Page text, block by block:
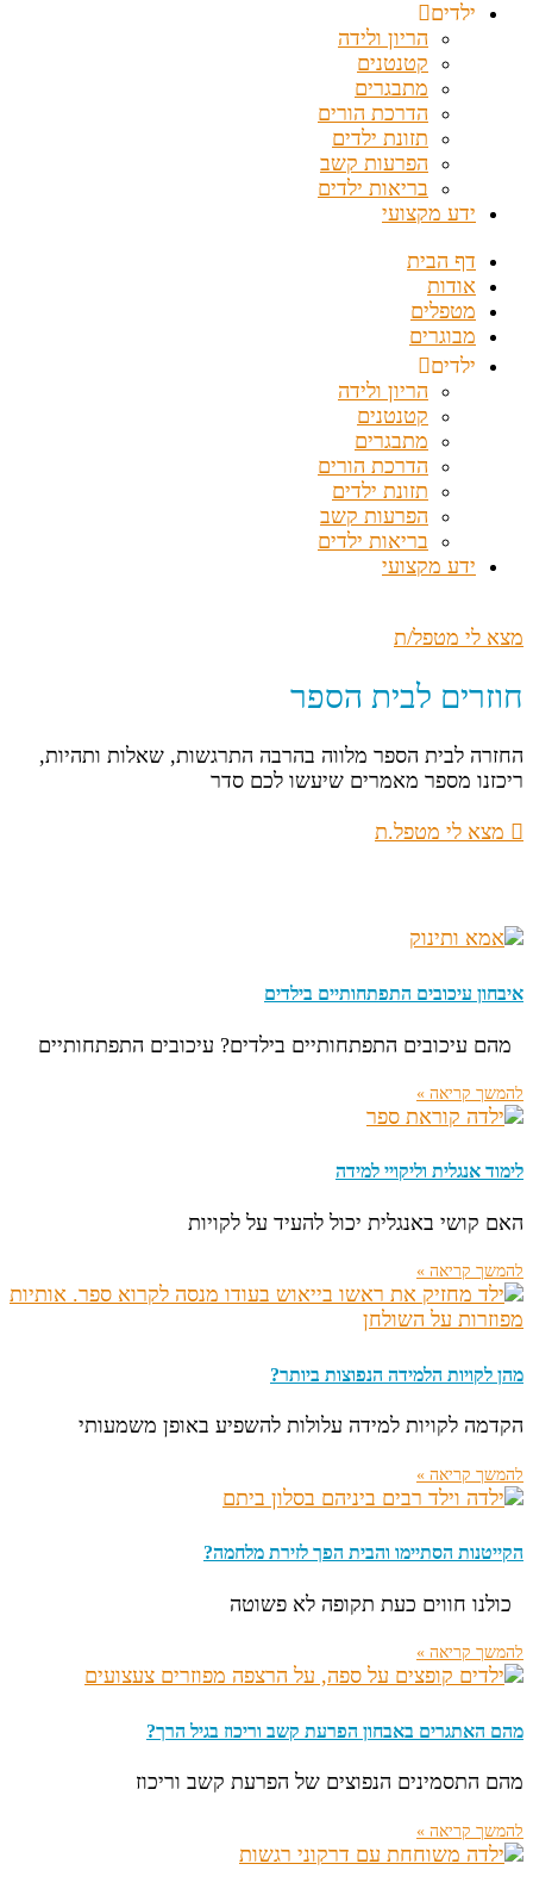
ילדים
הריון ולידה
קטנטנים
מתבגרים
הדרכת הורים
תזונת ילדים
הפרעות קשב
בריאות ילדים
ידע מקצועי
דף הבית
אודות
מטפלים
מבוגרים
ילדים
הריון ולידה
קטנטנים
מתבגרים
הדרכת הורים
תזונת ילדים
הפרעות קשב
בריאות ילדים
ידע מקצועי
מצא לי מטפל/ת
חוזרים לבית הספר
החזרה לבית הספר מלווה בהרבה התרגשות, שאלות ותהיות,
ריכזנו מספר מאמרים שיעשו לכם סדר
מצא לי מטפל.ת
איבחון עיכובים התפתחותיים בילדים
מהם עיכובים התפתחותיים בילדים? עיכובים התפתחותיים
להמשך קריאה »
לימוד אנגלית וליקויי למידה
האם קושי באנגלית יכול להעיד על לקויות
להמשך קריאה »
מהן לקויות הלמידה הנפוצות ביותר?
הקדמה לקויות למידה עלולות להשפיע באופן משמעותי
להמשך קריאה »
הקייטנות הסתיימו והבית הפך לזירת מלחמה?
כולנו חווים כעת תקופה לא פשוטה
להמשך קריאה »
מהם האתגרים באבחון הפרעת קשב וריכוז בגיל הרך?
מהם התסמינים הנפוצים של הפרעת קשב וריכוז
להמשך קריאה »